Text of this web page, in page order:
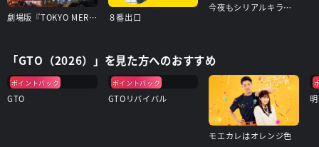
劇場版『TOKYO MER～走る緊急救命室～南海ミッション』 ８番出口
今夜もシリアルキラーと待ち合わせ
「GTO（2026）」を見た方へのおすすめ
ポイントバック
GTO
ポイントバック
GTOリバイバル
モエカレはオレンジ色